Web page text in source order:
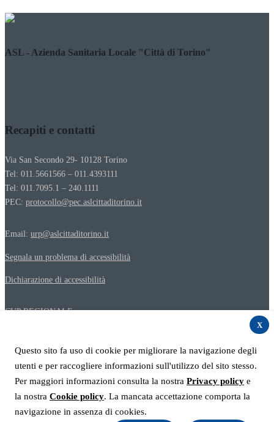
ASL - Azienda Sanitaria Locale "Città di Torino"
Recapiti e contatti
Via San Secondo 29- 10128 Torino
Tel: 011.5661566 – 011.4393111
Tel: 011.7095.1 – 240.1111
PEC: protocollo@pec.aslcittaditorino.it
Email: urp@aslcittaditorino.it
Segnala un problema di accessibilità
Dichiarazione di accessibilità
CUP REGIONALE
Privacy e protezione dei dati personali
Cookie Policy
Link utili
Contatti
X
Questo sito fa uso di cookie per migliorare la navigazione degli
utenti e per raccogliere informazioni sull'utilizzo del sito stesso.
Per maggiori informazioni consulta la nostra Privacy policy e
la nostra Cookie policy. La mancata accettazione comporta la
navigazione in assenza di cookies.